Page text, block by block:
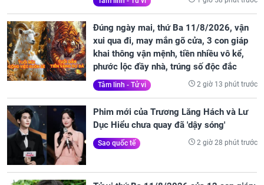
Đúng ngày mai, thứ Ba 11/8/2026, vận
xui qua đi, may mắn gõ cửa, 3 con giáp
khai thông vận mệnh, tiền nhiều vô kể,
phước lộc đầy nhà, trúng số độc đắc
Tâm linh - Tử vi 2 giờ 13 phút trước
Phim mới của Trương Lăng Hách và Lư
Dục Hiểu chưa quay đã 'dậy sóng'
Sao quốc tế 2 giờ 28 phút trước